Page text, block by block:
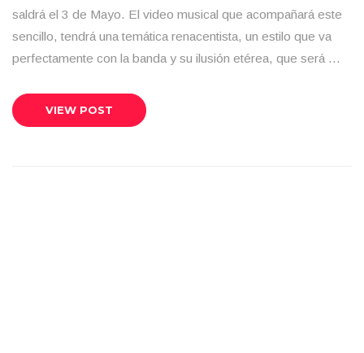
saldrá el 3 de Mayo. El video musical que acompañará este
sencillo, tendrá una temática renacentista, un estilo que va
perfectamente con la banda y su ilusión etérea, que será …
VIEW POST